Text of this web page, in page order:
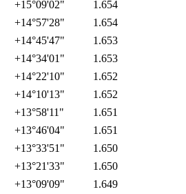
+15°09'02"
1.654
+14°57'28"
1.654
+14°45'47"
1.653
+14°34'01"
1.653
+14°22'10"
1.652
+14°10'13"
1.652
+13°58'11"
1.651
+13°46'04"
1.651
+13°33'51"
1.650
+13°21'33"
1.650
+13°09'09"
1.649